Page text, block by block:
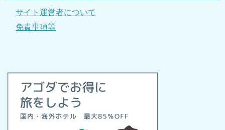
サイト運営者について
免責事項等